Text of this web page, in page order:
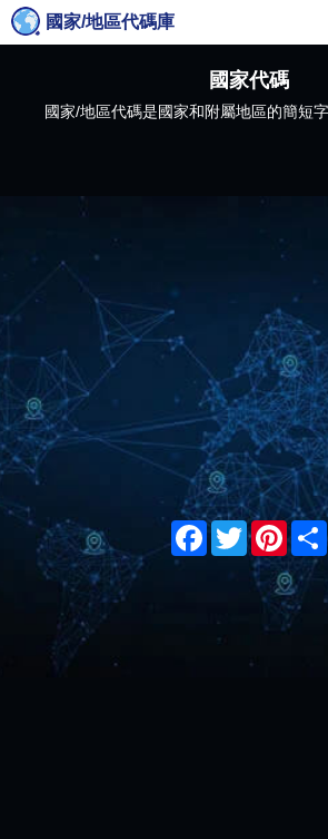
國家/地區代碼庫
國家代碼
國家/地區代碼是國家和附屬地區的簡短
Facebook
TwitterPinterest